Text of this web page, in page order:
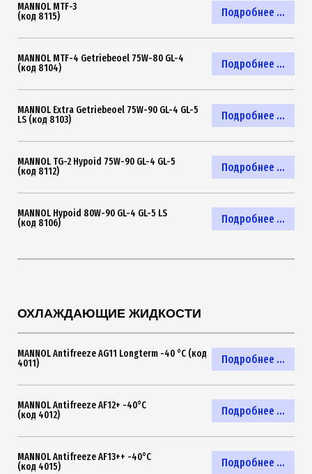
Подробнее ...
MANNOL MTF-3
(код 8115)
Подробнее ...
MANNOL MTF-4 Getriebeoel 75W-80 GL-4
(код 8104)
Подробнее ...
MANNOL Extra Getriebeoel 75W-90 GL-4 GL-5
LS (код 8103)
Подробнее ...
MANNOL TG-2 Hypoid 75W-90 GL-4 GL-5
(код 8112)
Подробнее ...
MANNOL Hypoid 80W-90 GL-4 GL-5 LS
(код 8106)
ОХЛАЖДАЮЩИЕ ЖИДКОСТИ
Подробнее ...
MANNOL Antifreeze AG11 Longterm -40 °C (код
4011)
Подробнее ...
MANNOL Antifreeze AF12+ -40°C
(код 4012)
Подробнее ...
MANNOL Antifreeze AF13++ -40°C
(код 4015)